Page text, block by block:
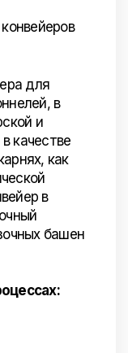
для
в
и
качестве
как
в
башен